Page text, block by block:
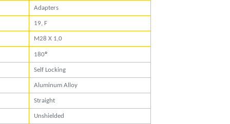
Adapters
19, F
M28 X 1,0
180°
Self Locking
Aluminum Alloy
Straight
Unshielded